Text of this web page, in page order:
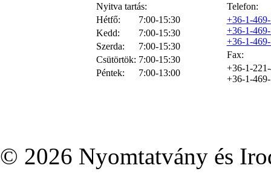
Nyitva tartás:
Hétfő:
7:00-15:30
Kedd:
7:00-15:30
Szerda:
7:00-15:30
Csütörtök: 7:00-15:30
Péntek:
7:00-13:00
Telefon:
+36-1-
+36-1-
+36-1-
Fax:
+36-1-
+36-1-
© 2026 Nyomtatvány és